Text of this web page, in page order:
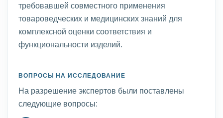
требовавшей совместного применения
товароведческих и медицинских знаний для
комплексной оценки соответствия и
функциональности изделий.
ВОПРОСЫ НА ИССЛЕДОВАНИЕ
На разрешение экспертов были поставлены
следующие вопросы: